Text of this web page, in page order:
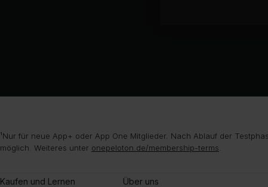
¹Nur für neue App+ oder App One Mitglieder. Nach Ablauf der
möglich. Weiteres unter onepeloton.de/membership-terms
Kaufen und Lernen Über uns